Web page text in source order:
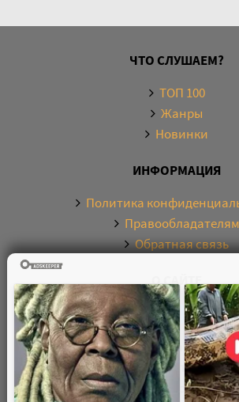
ЧТО СЛУШАЕМ?
ТОП 100
Жанры
Новинки
ИНФОРМАЦИЯ
Политика
Правообладателям
Обратная связь
О САЙТЕ
Электронная библиотека
аудиокниг в хорошем качестве.
бесплатно онлайн и без